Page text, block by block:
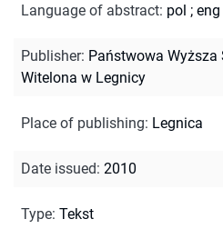
Language of abstract: pol ; eng
Publisher: Państwowa Wyższa
Witelona w Legnicy
Place of publishing: Legnica
Date issued: 2010
Type: Tekst